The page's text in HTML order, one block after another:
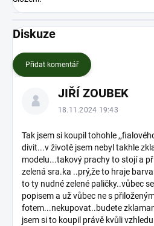
Diskuze
Přidat komentář
JIŘÍ ZOUBEK
18.11.2024 19:43
Tak jsem si koupil tohohle
divit...v životě jsem nebyl takhle
modelu...takový prachy to stojí a
zelená sra.ka ..prý,že to hraje
to ty nudné zelené paličky..vůbec
popisem a už vůbec ne s
fotem...nekupovat..budete
jsem si to koupil právě kvůli